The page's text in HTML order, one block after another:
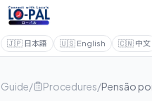
🇯🇵 日本語 🇺🇸 English 🇨🇳 中文
Guide/ Procedures/